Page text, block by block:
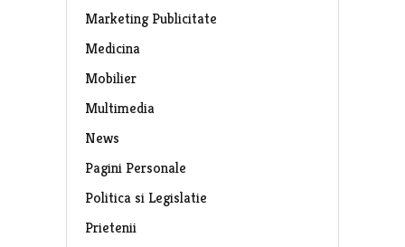
Marketing Publicitate
Medicina
Mobilier
Multimedia
News
Pagini Personale
Politica si Legislatie
Prietenii